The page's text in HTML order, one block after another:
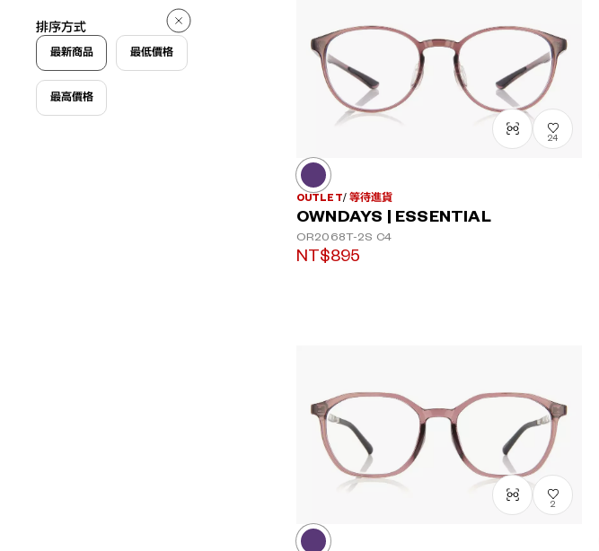
排序方式
最新商品 最低價格
最高價格
24
OUTLET 等待進貨
OWNDAYS | ESSENTIAL
OR2068T-2S C4
NT$895
2